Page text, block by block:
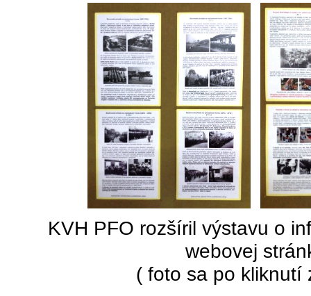
KVH PFO rozšíril výstavu o
webovej
( foto sa po kliknutí